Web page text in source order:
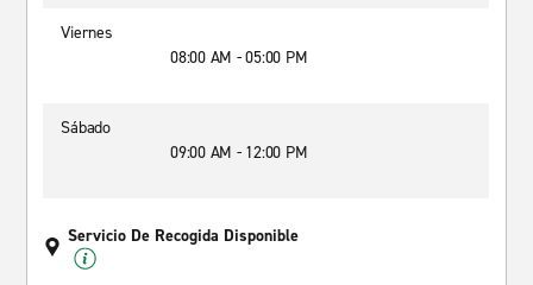
Viernes
08:00 AM - 05:00 PM
Sábado
09:00 AM - 12:00 PM
Servicio De Recogida Disponible